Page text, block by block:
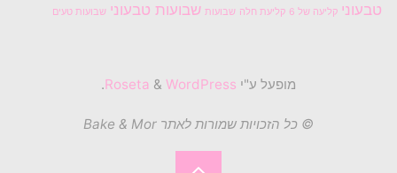
טבעוני קליעה של 6 קליעת חלה שבועות שבועות טבעוני שבועות טעים
מופעל ע"י & WordPress
.
© כל הזכויות שמורות לאתר Bake & Mor